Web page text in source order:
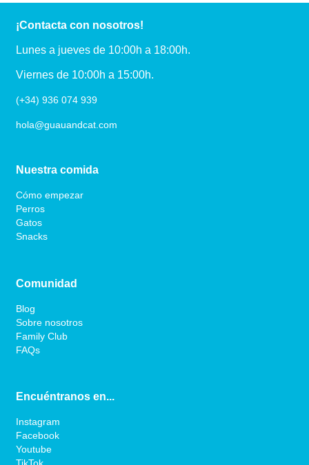
¡Contacta con nosotros!
Lunes a jueves de 10:00h a 18:00h.
Viernes de 10:00h a 15:00h.
(+34) 936 074 939
hola@guauandcat.com
Nuestra comida
Cómo empezar
Perros
Gatos
Snacks
Comunidad
Blog
Sobre nosotros
Family Club
FAQs
Encuéntranos en...
Instagram
Facebook
Youtube